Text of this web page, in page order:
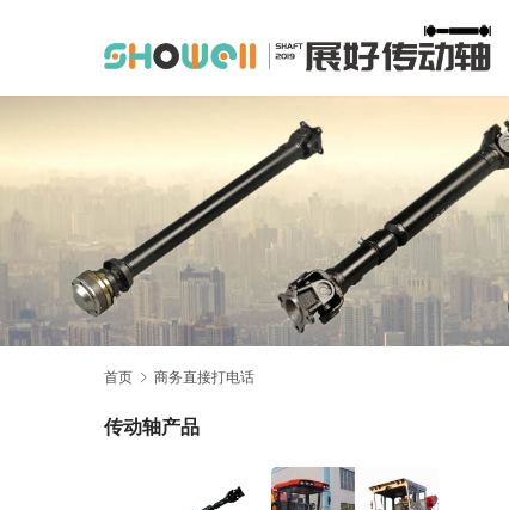
首页 商务直接打电话
传动轴产品